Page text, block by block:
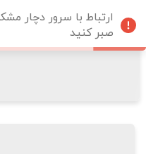
ارتباط با سرور دچار
صبر کنید